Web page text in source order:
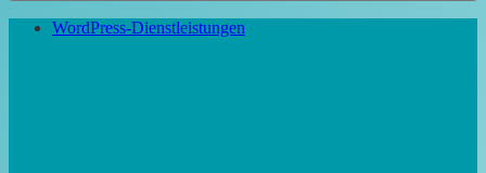
WordPress-Dienstleistungen